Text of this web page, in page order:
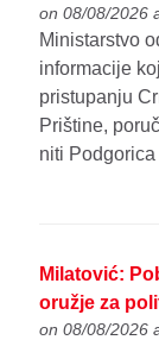
on 08/08/2026
Ministarstvo
informacije
pristupanju
Prištine,
niti
Milatović:
oružje za
on 08/08/2026